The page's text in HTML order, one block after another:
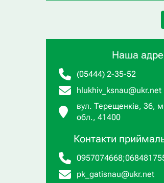
Наша
(05444) 2-35-52
hlukhiv_ksnau@ukr.net
вул. Терещенків, 36,
обл., 41400
Контакти
0957074668;
pk_gatisnau@ukr.net